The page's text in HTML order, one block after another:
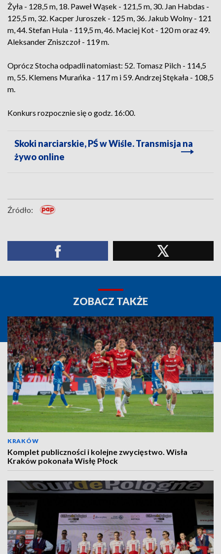
Żyła - 128,5 m, 18. Paweł Wąsek - 121,5 m, 30. Jan Habdas -
125,5 m, 32. Kacper Juroszek - 125 m, 36. Jakub Wolny - 121
m, 44. Stefan Hula - 119,5 m, 46. Maciej Kot - 120 m oraz 49.
Aleksander Zniszczoł - 119 m.
Oprócz Stocha odpadli natomiast: 52. Tomasz Pilch - 114,5
m, 55. Klemens Murańka - 117 m i 59. Andrzej Stękała - 108,5
m.
Konkurs rozpocznie się o godz. 16:00.
Skoki narciarskie, PŚ w Wiśle. Transmisja na
żywo online
Źródło:
ZOBACZ TAKŻE
KRAKÓW
Komplet publiczności i kolejne zwycięstwo. Wisła
Kraków pokonała Wisłę Płock